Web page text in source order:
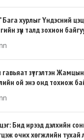
Бага хурлыг Үндэсний
зүүн талд зохион
зүтгэлтэн
ой энэ онд тохиож
Бид ирээд дэлхийн
очих хөгжлийн тухай